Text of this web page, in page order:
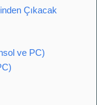
Çıkacak
ve PC)